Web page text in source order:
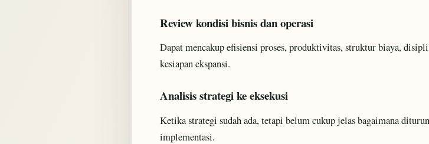
Review kondisi bisnis dan operasi
Dapat mencakup efisiensi proses, produktivitas, struktur biaya,
kesiapan ekspansi.
Analisis strategi ke eksekusi
Ketika strategi sudah ada, tetapi belum cukup jelas bagaimana
implementasi.